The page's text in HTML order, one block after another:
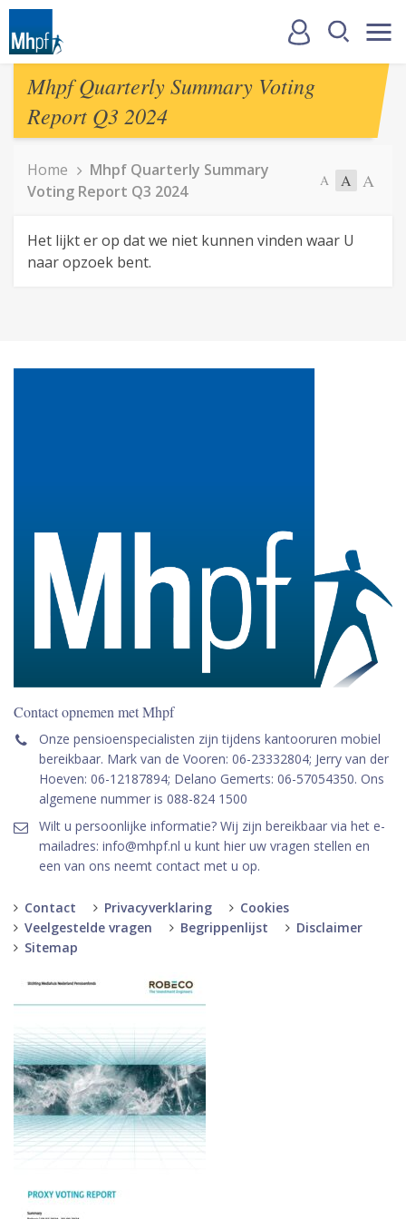
Mhpf Quarterly Summary Voting
Report Q3 2024
Home
Mhpf Quarterly Summary
Voting Report Q3 2024
A A A
Het lijkt er op dat we niet kunnen vinden waar U
naar opzoek bent.
Contact opnemen met Mhpf
Onze pensioenspecialisten zijn tijdens kantooruren mobiel
bereikbaar. Mark van de Vooren: 06-23332804; Jerry van der
Hoeven: 06-12187894; Delano Gemerts: 06-57054350. Ons
algemene nummer is 088-824 1500
Wilt u persoonlijke informatie? Wij zijn bereikbaar via het e-
mailadres: info@mhpf.nl u kunt hier uw vragen stellen en
een van ons neemt contact met u op.
Contact Privacyverklaring
Cookies
Veelgestelde vragen
Begrippenlijst
Disclaimer
Sitemap